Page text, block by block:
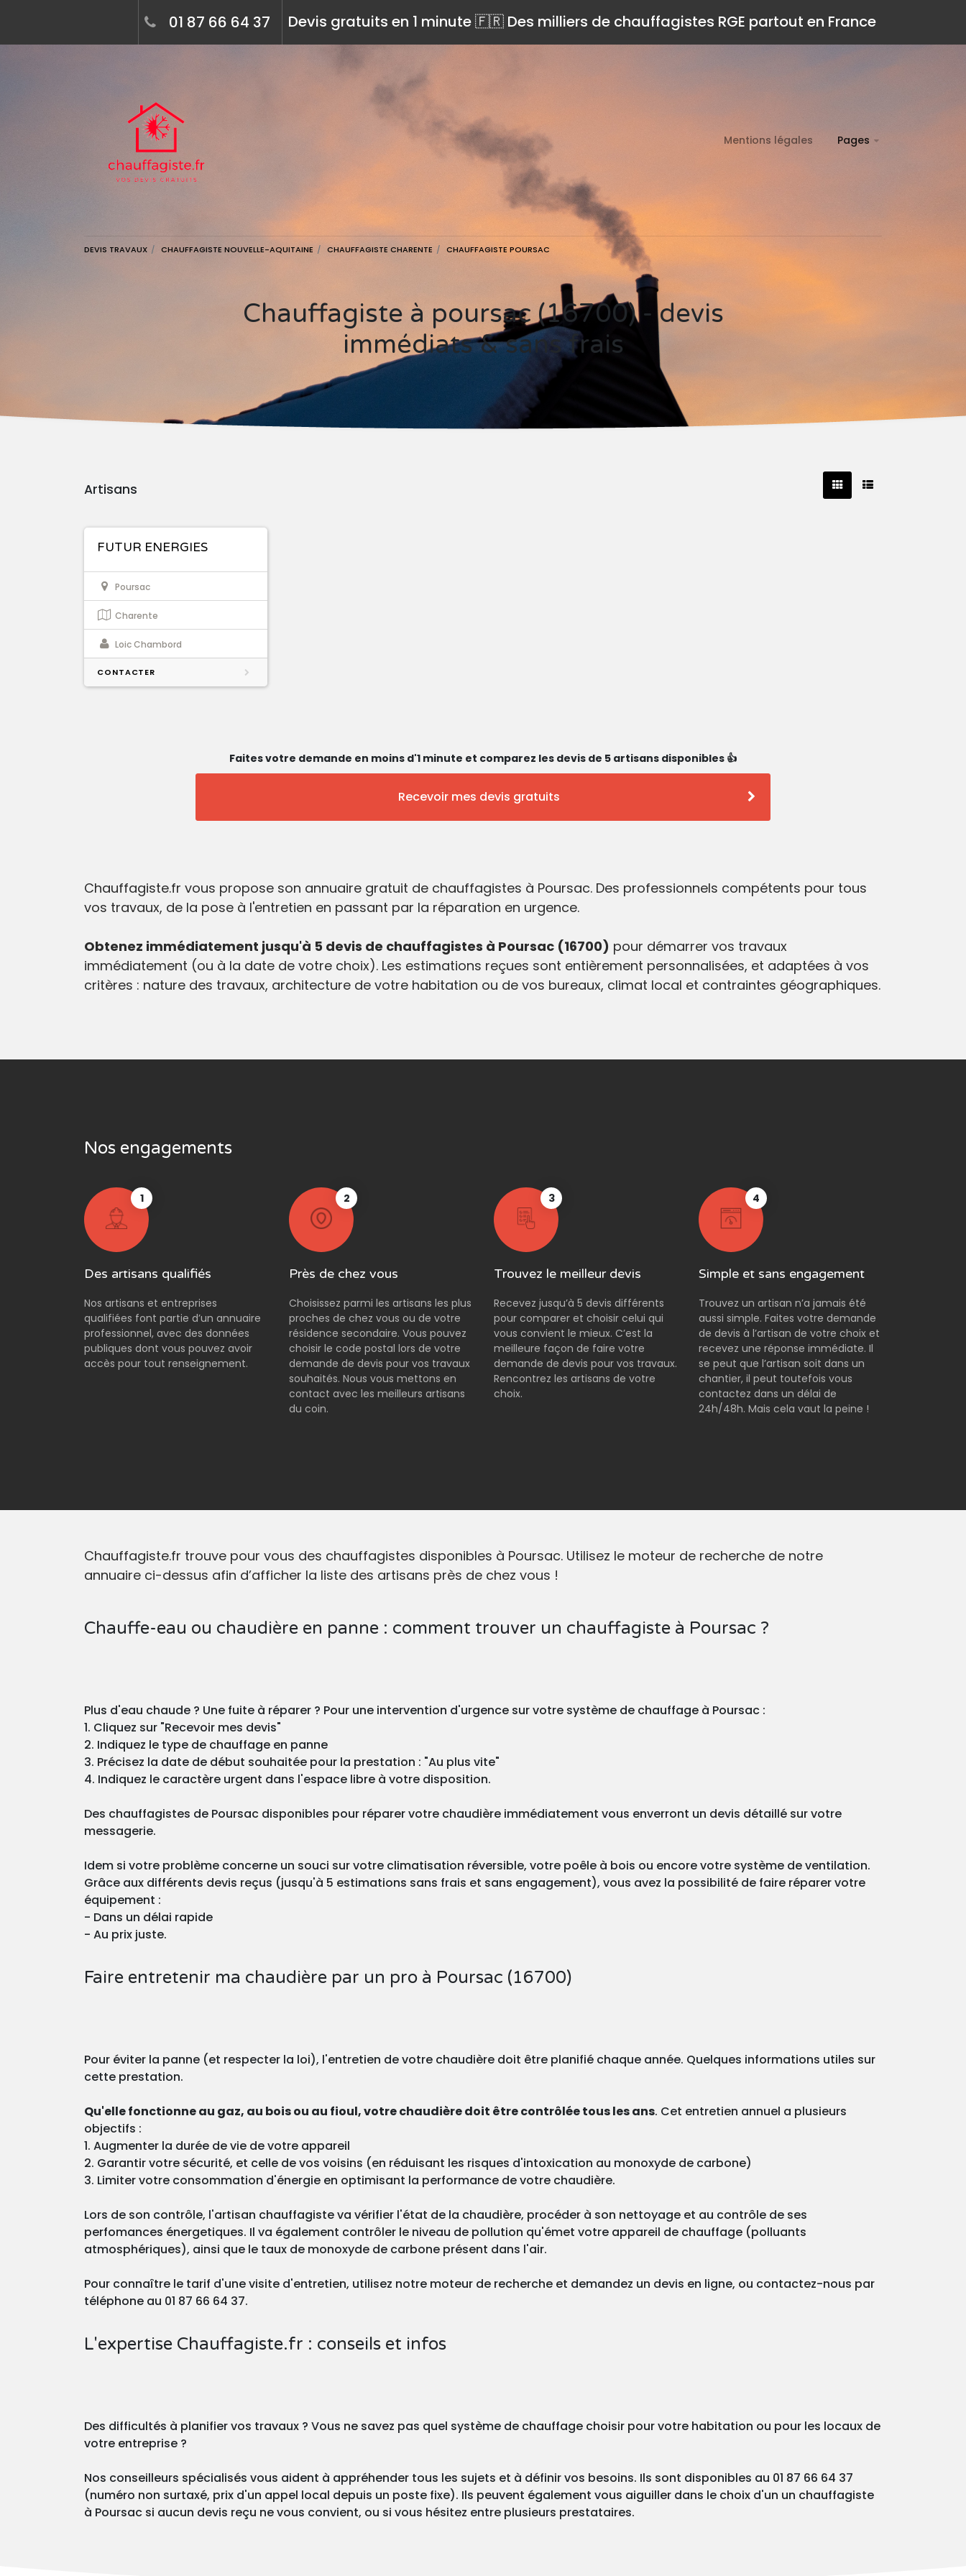
Devis gratuits en 1 minute 🇫🇷 Des milliers de chauffagistes RGE partout en France
01 87 66 64 37
Mentions légales Pages
DEVIS TRAVAUX CHAUFFAGISTE NOUVELLE-AQUITAINE CHAUFFAGISTE CHARENTE CHAUFFAGISTE POURSAC
Chauffagiste à poursac (16700) - devis
immédiats & sans frais
Artisans
FUTUR ENERGIES
Poursac
Charente
Loic Chambord
CONTACTER
Faites votre demande en moins d'1 minute et comparez les devis de 5 artisans disponibles 👍
Recevoir mes devis gratuits
Chauffagiste.fr vous propose son annuaire gratuit de chauffagistes à Poursac. Des professionnels compétents pour tous
vos travaux, de la pose à l'entretien en passant par la réparation en urgence.
Obtenez immédiatement jusqu'à 5 devis de chauffagistes à Poursac (16700) pour démarrer vos travaux
immédiatement (ou à la date de votre choix). Les estimations reçues sont entièrement personnalisées, et adaptées à vos
critères : nature des travaux, architecture de votre habitation ou de vos bureaux, climat local et contraintes géographiques.
Nos engagements
1
Des artisans qualifiés
Nos artisans et entreprises
qualifiées font partie d’un annuaire
professionnel, avec des données
publiques dont vous pouvez avoir
accès pour tout renseignement.
2
Près de chez vous
Choisissez parmi les artisans les plus
proches de chez vous ou de votre
résidence secondaire. Vous pouvez
choisir le code postal lors de votre
demande de devis pour vos travaux
souhaités. Nous vous mettons en
contact avec les meilleurs artisans
du coin.
3
Trouvez le meilleur devis
Recevez jusqu’à 5 devis différents
pour comparer et choisir celui qui
vous convient le mieux. C’est la
meilleure façon de faire votre
demande de devis pour vos travaux.
Rencontrez les artisans de votre
choix.
4
Simple et sans engagement
Trouvez un artisan n’a jamais été
aussi simple. Faites votre demande
de devis à l’artisan de votre choix et
recevez une réponse immédiate. Il
se peut que l’artisan soit dans un
chantier, il peut toutefois vous
contactez dans un délai de
24h/48h. Mais cela vaut la peine !
Chauffagiste.fr trouve pour vous des chauffagistes disponibles à Poursac. Utilisez le moteur de recherche de notre
annuaire ci-dessus afin d’afficher la liste des artisans près de chez vous !
Chauffe-eau ou chaudière en panne : comment trouver un chauffagiste à Poursac ?
Plus d'eau chaude ? Une fuite à réparer ? Pour une intervention d'urgence sur votre système de chauffage à Poursac :
1. Cliquez sur "Recevoir mes devis"
2. Indiquez le type de chauffage en panne
3. Précisez la date de début souhaitée pour la prestation : "Au plus vite"
4. Indiquez le caractère urgent dans l'espace libre à votre disposition.
Des chauffagistes de Poursac disponibles pour réparer votre chaudière immédiatement vous enverront un devis détaillé sur votre
messagerie.
Idem si votre problème concerne un souci sur votre climatisation réversible, votre poêle à bois ou encore votre système de ventilation.
Grâce aux différents devis reçus (jusqu'à 5 estimations sans frais et sans engagement), vous avez la possibilité de faire réparer votre
équipement :
- Dans un délai rapide
- Au prix juste.
Faire entretenir ma chaudière par un pro à Poursac (16700)
Pour éviter la panne (et respecter la loi), l'entretien de votre chaudière doit être planifié chaque année. Quelques informations utiles sur
cette prestation.
Qu'elle fonctionne au gaz, au bois ou au fioul, votre chaudière doit être contrôlée tous les ans. Cet entretien annuel a plusieurs
objectifs :
1. Augmenter la durée de vie de votre appareil
2. Garantir votre sécurité, et celle de vos voisins (en réduisant les risques d'intoxication au monoxyde de carbone)
3. Limiter votre consommation d'énergie en optimisant la performance de votre chaudière.
Lors de son contrôle, l'artisan chauffagiste va vérifier l'état de la chaudière, procéder à son nettoyage et au contrôle de ses
perfomances énergetiques. Il va également contrôler le niveau de pollution qu'émet votre appareil de chauffage (polluants
atmosphériques), ainsi que le taux de monoxyde de carbone présent dans l'air.
Pour connaître le tarif d'une visite d'entretien, utilisez notre moteur de recherche et demandez un devis en ligne, ou contactez-nous par
téléphone au 01 87 66 64 37.
L'expertise Chauffagiste.fr : conseils et infos
Des difficultés à planifier vos travaux ? Vous ne savez pas quel système de chauffage choisir pour votre habitation ou pour les locaux de
votre entreprise ?
Nos conseilleurs spécialisés vous aident à appréhender tous les sujets et à définir vos besoins. Ils sont disponibles au 01 87 66 64 37
(numéro non surtaxé, prix d'un appel local depuis un poste fixe). Ils peuvent également vous aiguiller dans le choix d'un un chauffagiste
à Poursac si aucun devis reçu ne vous convient, ou si vous hésitez entre plusieurs prestataires.